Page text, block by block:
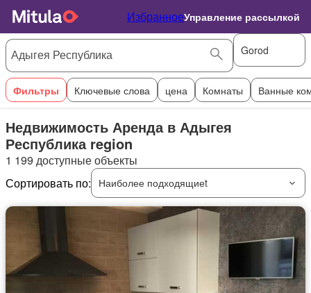
ИзбранноеУправление рассылкой
Gorod
Фильтры Ключевые слова цена Комнаты Ванные
Недвижимость Аренда в Адыгея
Республика region
1 199 доступные объекты
Сортировать по:
Наиболее подходящиеt